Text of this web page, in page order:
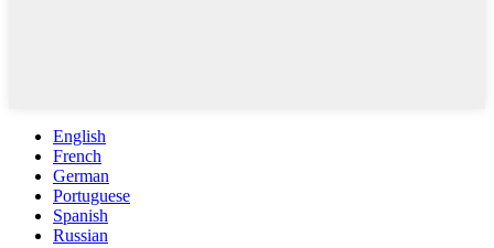
English
French
German
Portuguese
Spanish
Russian